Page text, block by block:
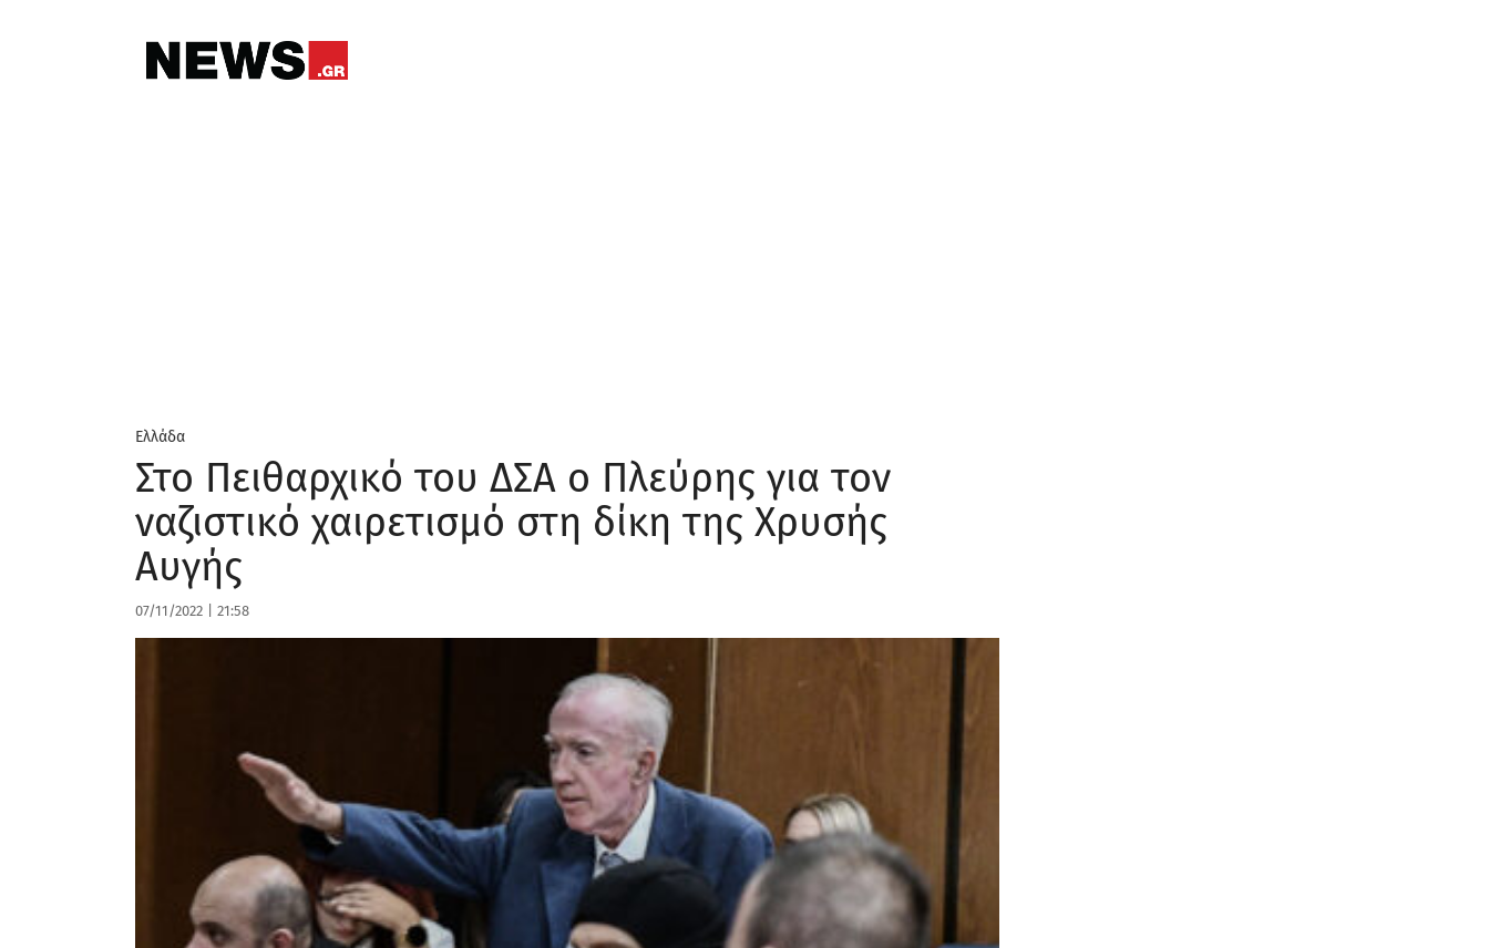
Ελλάδα
Στο Πειθαρχικό του ΔΣΑ ο Πλεύρης για τον
ναζιστικό χαιρετισμό στη δίκη της Χρυσής
Αυγής
07/11/2022 21:58